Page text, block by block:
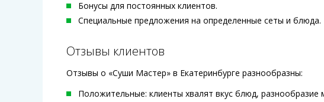
Бонусы для постоянных клиентов.
Специальные предложения на определенные сеты и блюда.
Отзывы клиентов
Отзывы о «Суши Мастер» в Екатеринбурге разнообразны:
Положительные: клиенты хвалят вкус блюд,